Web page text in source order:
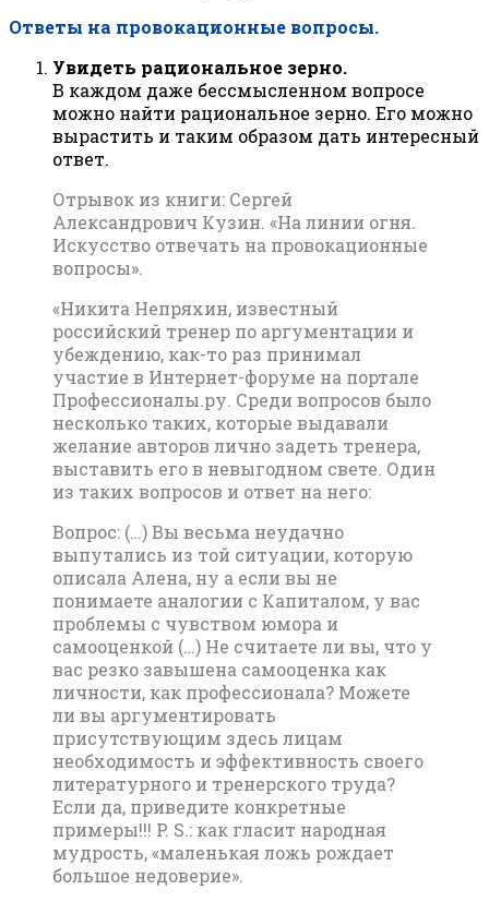
Ответы на провокационные вопросы.
Увидеть рациональное зерно.
В каждом даже бессмысленном вопросе
можно найти рациональное зерно. Его можно
вырастить и таким образом дать интересный
ответ.
Отрывок из книги: Сергей
Александрович Кузин. «На линии огня.
Искусство отвечать на провокационные
вопросы».
«Никита Непряхин, известный
российский тренер по аргументации и
убеждению, как-то раз принимал
участие в Интернет-форуме на портале
Профессионалы.ру. Среди вопросов было
несколько таких, которые выдавали
желание авторов лично задеть тренера,
выставить его в невыгодном свете. Один
из таких вопросов и ответ на него:
Вопрос: (…) Вы весьма неудачно
выпутались из той ситуации, которую
описала Алена, ну а если вы не
понимаете аналогии с Капиталом, у вас
проблемы с чувством юмора и
самооценкой (…) Не считаете ли вы, что у
вас резко завышена самооценка как
личности, как профессионала? Можете
ли вы аргументировать
присутствующим здесь лицам
необходимость и эффективность своего
литературного и тренерского труда?
Если да, приведите конкретные
примеры!!! P. S.: как гласит народная
мудрость, «маленькая ложь рождает
большое недоверие».